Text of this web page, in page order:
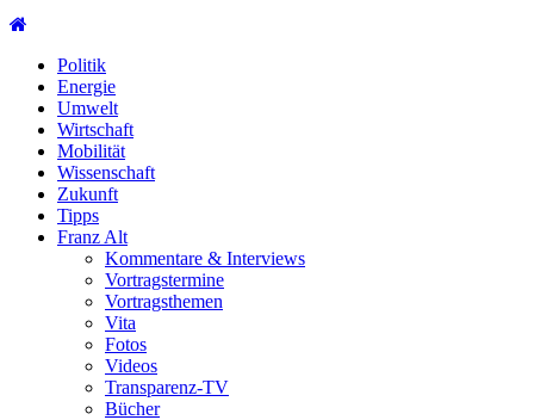
Politik
Energie
Umwelt
Wirtschaft
Mobilität
Wissenschaft
Zukunft
Tipps
Franz Alt
Kommentare & Interviews
Vortragstermine
Vortragsthemen
Vita
Fotos
Videos
Transparenz-TV
Bücher